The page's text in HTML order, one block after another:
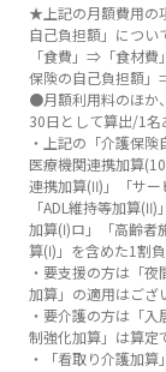
★上記の月額費用の
自己負担額」につい
「食費」⇒「食材
保険の自己負担額」
●月額利用料のほか
30日として算出/1名
・上記の「介護保
医療機関連携加算
連携加算(Ⅱ)」「サー
「ADL維持等加算
加算(Ⅰ)ロ」「高齢者
算(Ⅰ)」を含めた1割
・要支援の方は「
加算」の適用はござ
・要介護の方は「
制強化加算」は算定
・「看取り介護加算